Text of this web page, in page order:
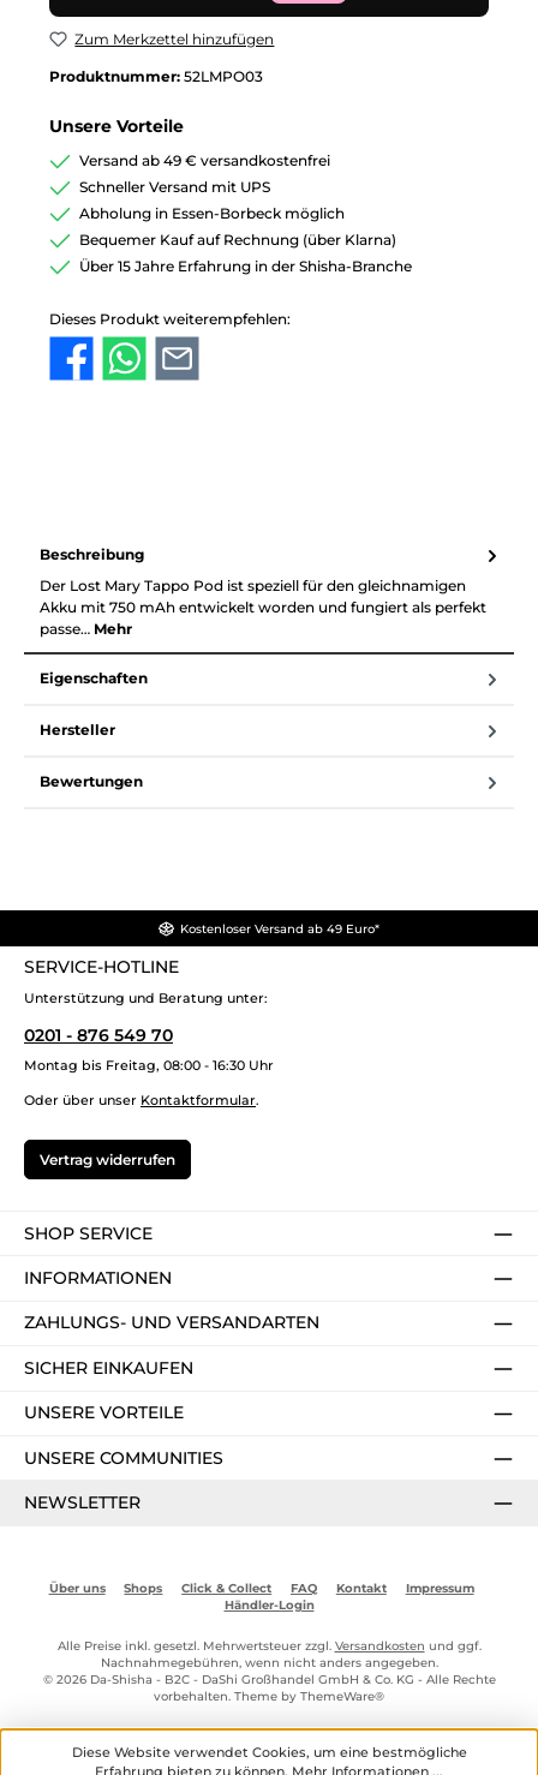
Zum Merkzettel hinzufügen
Produktnummer: 52LMPO03
Unsere Vorteile
Versand ab 49 € versandkostenfrei
Schneller Versand mit UPS
Abholung in Essen-Borbeck möglich
Bequemer Kauf auf Rechnung (über Klarna)
Über 15 Jahre Erfahrung in der Shisha-Branche
Dieses Produkt weiterempfehlen:
Beschreibung
Der Lost Mary Tappo Pod ist speziell für den gleichnamigen
Akku mit 750 mAh entwickelt worden und fungiert als perfekt
passe… Mehr
Eigenschaften
Hersteller
Bewertungen
Kostenloser Versand ab 49 Euro*
SERVICE-HOTLINE
Unterstützung und Beratung unter:
0201 - 876 549 70
Montag bis Freitag, 08:00 - 16:30 Uhr
Oder über unser Kontaktformular.
Vertrag widerrufen
SHOP SERVICE
INFORMATIONEN
ZAHLUNGS- UND VERSANDARTEN
SICHER EINKAUFEN
UNSERE VORTEILE
UNSERE COMMUNITIES
NEWSLETTER
Über uns Shops Click & Collect FAQ Kontakt
Impressum
Händler-Login
Alle Preise inkl. gesetzl. Mehrwertsteuer zzgl. Versandkosten und ggf.
Nachnahmegebühren, wenn nicht anders angegeben.
© 2026 Da-Shisha - B2C - DaShi Großhandel GmbH & Co. KG - Alle Rechte
vorbehalten. Theme by ThemeWare®
Diese Website verwendet Cookies, um eine bestmögliche
Erfahrung bieten zu können. Mehr Informationen ...